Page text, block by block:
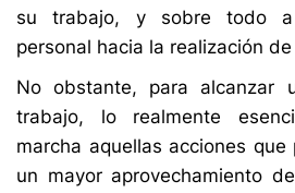
su trabajo, y sobre todo a
personal hacia la realización de
No obstante, para alcanzar
trabajo, lo realmente
marcha aquellas acciones
un mayor aprovechamiento